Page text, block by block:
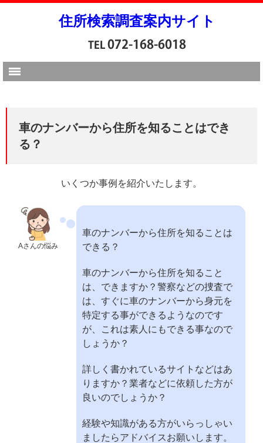
住所検索調査案内サイト
車のナンバーから住所を知ることはでき
る？
いくつか事例を紹介いたします。
Aさんの悩み
車のナンバーから住所を知ることは
できる？
車のナンバーから住所を知ること
は、できますか？警察などの捜査で
は、すぐに車のナンバーから身元を
特定する事ができるようなのです
が、これは素人にもできる事なので
しょうか？
詳しく書かれているサイトなどはあ
りますか？業者などに依頼した方が
良いのでしょうか？
経験や知識がある方がいらっしゃい
ましたらアドバイスお願いします。